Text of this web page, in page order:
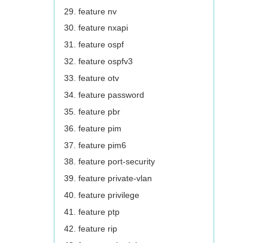
feature nv
feature nxapi
feature ospf
feature ospfv3
feature otv
feature password
feature pbr
feature pim
feature pim6
feature port-security
feature private-vlan
feature privilege
feature ptp
feature rip